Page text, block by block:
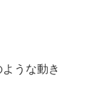
うな動き